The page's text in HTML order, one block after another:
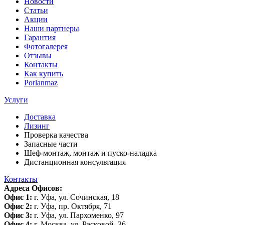
Статьи
Акции
Наши партнеры
Гарантия
Фотогалерея
Отзывы
Контакты
Как купить
Porlanmaz
Услуги
Доставка
Лизинг
Проверка качества
Запасные части
Шеф-монтаж, монтаж и пуско-наладка
Дистанционная консультация
Контакты
Адреса Офисов:
Офис 1: г. Уфа, ул. Сочинская, 18
Офис 2: г. Уфа, пр. Октября, 71
Офис 3: г. Уфа, ул. Пархоменко, 97